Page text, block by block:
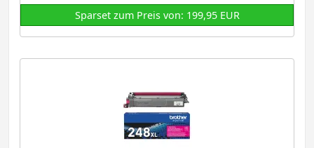
Sparset zum Preis von: 199,95 EUR